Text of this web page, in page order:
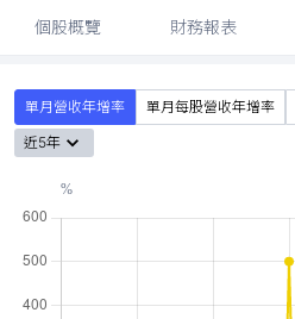
個股概覽 財務報表
單月營收年增率 單月每股營收年增率
近5年